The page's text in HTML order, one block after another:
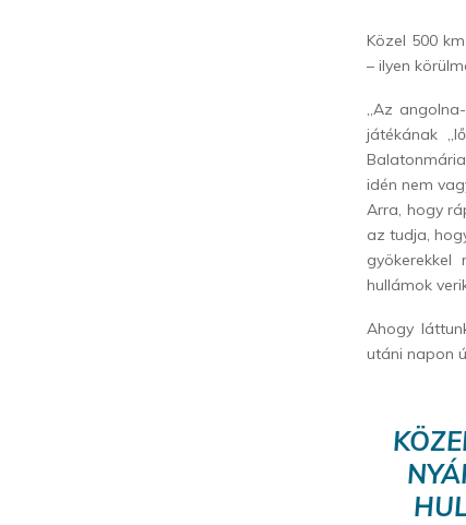
Közel 500
– ilyen
„Az
játékának
idén nem
Arra, hogy
az tudja,
hullámok
Ahogy
utáni napon